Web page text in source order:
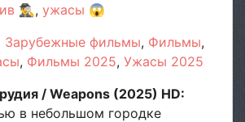
🕵️‍♂️ ужасы 😱
Зарубежные фильмы Фильмы
Фильмы 2025 Ужасы 2025
/ Weapons (2025) HD:
в небольшом городке